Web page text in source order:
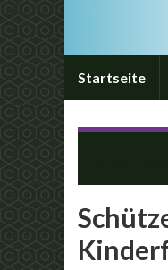
Startseite